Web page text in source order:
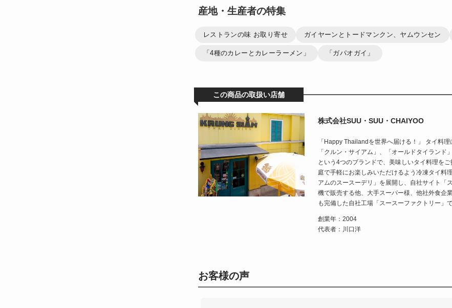
産地・生産者の特集
レストランの味 お取り寄せ ガイヤーンとトードマンクン、ヤムウンセン
「4種のカレーとカレーラーメン」 「ガパオガイ」
この商品の取扱い店舗
株式会社SUU・SUU・CHAIYOO
「Happy Thailandを世界へ届ける！」 タイ料
「クルン・サイアム」、「オールドタイランド
という4つのブランドで、美味しいタイ料理を
庭で手軽にお楽しみいただけるよう冷凍タイ料
アムのスースーデリ」を展開し、自社サイト「
機で販売する他、大手スーパー様、他社外食企
も完備した自社工場「スースーファクトリー」で
創業年：2004
代表者：川口洋
お客様の声